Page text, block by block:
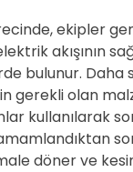
ekipler
akışının
bulunur. Daha
gerekli olan
kullanılarak
döner ve